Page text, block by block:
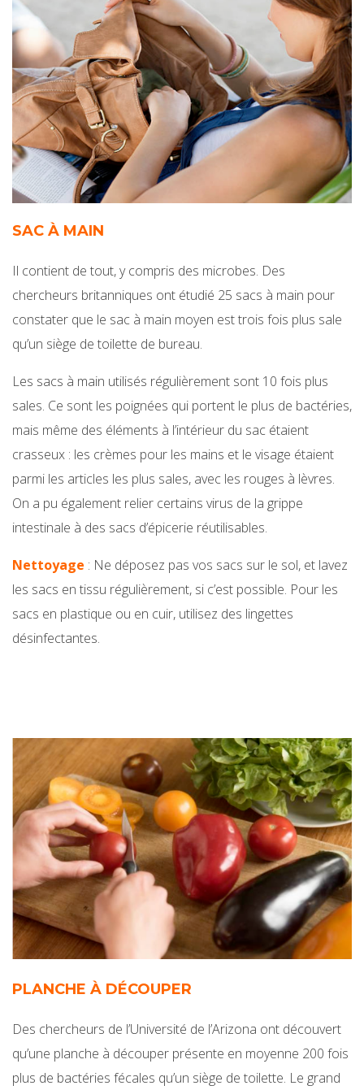
SAC À MAIN
Il contient de tout, y compris des microbes. Des
chercheurs britanniques ont étudié 25 sacs à main pour
constater que le sac à main moyen est trois fois plus sale
qu’un siège de toilette de bureau.
Les sacs à main utilisés régulièrement sont 10 fois plus
sales. Ce sont les poignées qui portent le plus de bactéries,
mais même des éléments à l’intérieur du sac étaient
crasseux : les crèmes pour les mains et le visage étaient
parmi les articles les plus sales, avec les rouges à lèvres.
On a pu également relier certains virus de la grippe
intestinale à des sacs d’épicerie réutilisables.
Nettoyage : Ne déposez pas vos sacs sur le sol, et lavez
les sacs en tissu régulièrement, si c’est possible. Pour les
sacs en plastique ou en cuir, utilisez des lingettes
désinfectantes.
PLANCHE À DÉCOUPER
Des chercheurs de l’Université de l’Arizona ont découvert
qu’une planche à découper présente en moyenne 200 fois
plus de bactéries fécales qu’un siège de toilette. Le grand